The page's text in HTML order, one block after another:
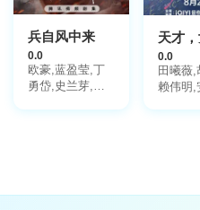
凌孜,陆
李宏磊,
凯,于明
霖,张衣
兵自风中来
0.0
欧豪,蓝盈莹,丁
勇岱,史兰芽,刘
洲,赵荀,费鲤齐,
天才
0.0
田曦薇,
赖伟明,